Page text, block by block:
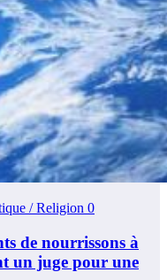
/ Religion 0
de nourrissons à
un juge pour une